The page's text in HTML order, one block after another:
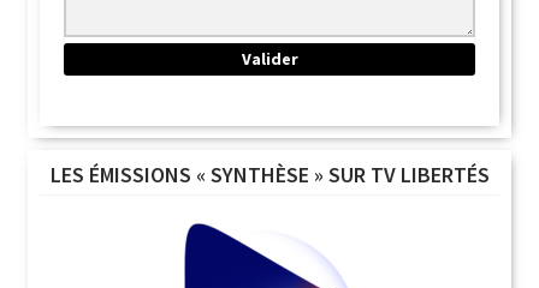
LES ÉMISSIONS « SYNTHÈSE » SUR TV LIBERTÉS